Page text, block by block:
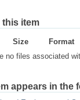
this item
Size Format
no files associated
appears in the